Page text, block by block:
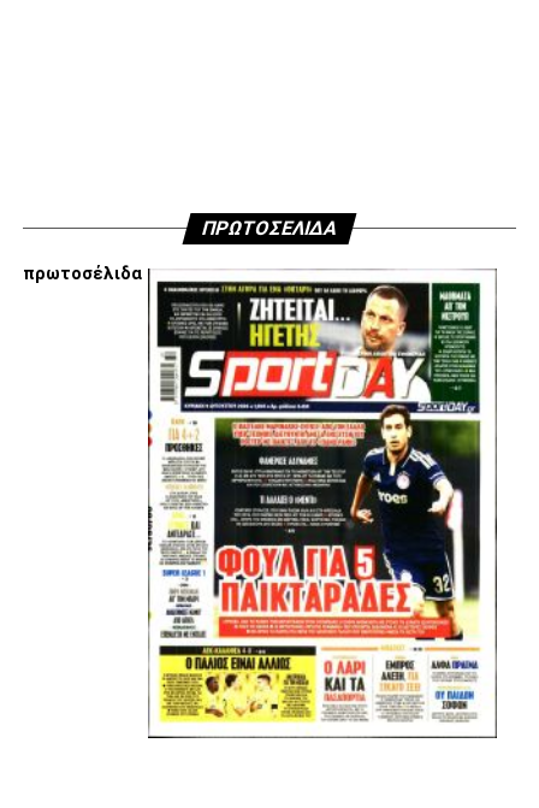
Εμείς είμαστε μόνο Π.Α.Ο.Κ.
Μόνο τα 4 γράμματα έχουν σημασία για εμάς και
ΚΑΝΕΝΑΣ δεν είναι πάνω απο αυτά τα ιερά γράμματα.
ADVERTISEMENT
ΑΜΠΑΛΑΕΑ, ΜΑΚΕΔΟΝΕΣ, ΤΟΥΜΠΑ, #031#
ΠΡΩΤΟΣΕΛΙΔΑ
πρωτοσέλιδα